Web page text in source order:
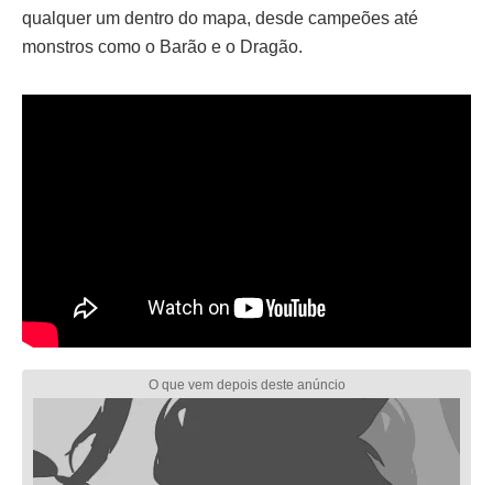
qualquer um dentro do mapa, desde campeões até
monstros como o Barão e o Dragão.